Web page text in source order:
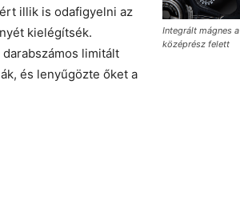
Integrált mágnes a
középrész felett
illik is odafigyelni az
kielégítsék.
limitált
és lenyűgözte őket a